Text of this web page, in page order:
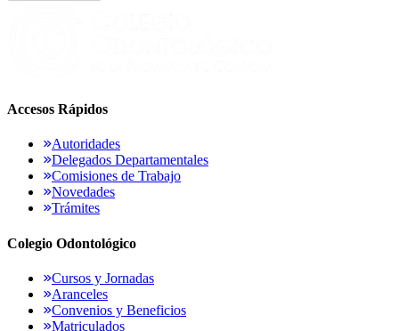
Accesos Rápidos
Autoridades
Delegados Departamentales
Comisiones de Trabajo
Novedades
Trámites
Colegio Odontológico
Cursos y Jornadas
Aranceles
Convenios y Beneficios
Matriculados